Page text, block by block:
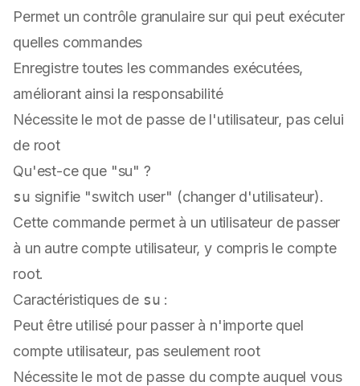
Permet un contrôle granulaire sur qui peut exécuter
quelles commandes
Enregistre toutes les commandes exécutées,
améliorant ainsi la responsabilité
Nécessite le mot de passe de l'utilisateur, pas celui
de root
Qu'est-ce que "su" ?
su signifie "switch user" (changer d'utilisateur).
Cette commande permet à un utilisateur de passer
à un autre compte utilisateur, y compris le compte
root.
Caractéristiques de su :
Peut être utilisé pour passer à n'importe quel
compte utilisateur, pas seulement root
Nécessite le mot de passe du compte auquel vous